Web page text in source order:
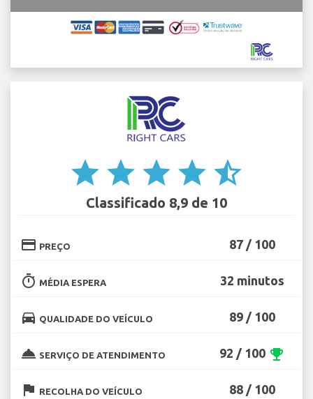
star star star star star_half
Classificado 8,9 de 10
credit_card PREÇO 87 / 100
timer MÉDIA ESPERA 32 minutos
directions_car QUALIDADE DO VEÍCULO 89 / 100
room_service SERVIÇO DE ATENDIMENTO 92 / 100 emoji_events
flag RECOLHA DO VEÍCULO 88 / 100